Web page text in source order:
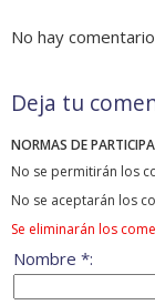
No hay
Deja tu
NORMAS DE
No se permitirán los
No se aceptarán los
Se eliminarán los
Nombre *: